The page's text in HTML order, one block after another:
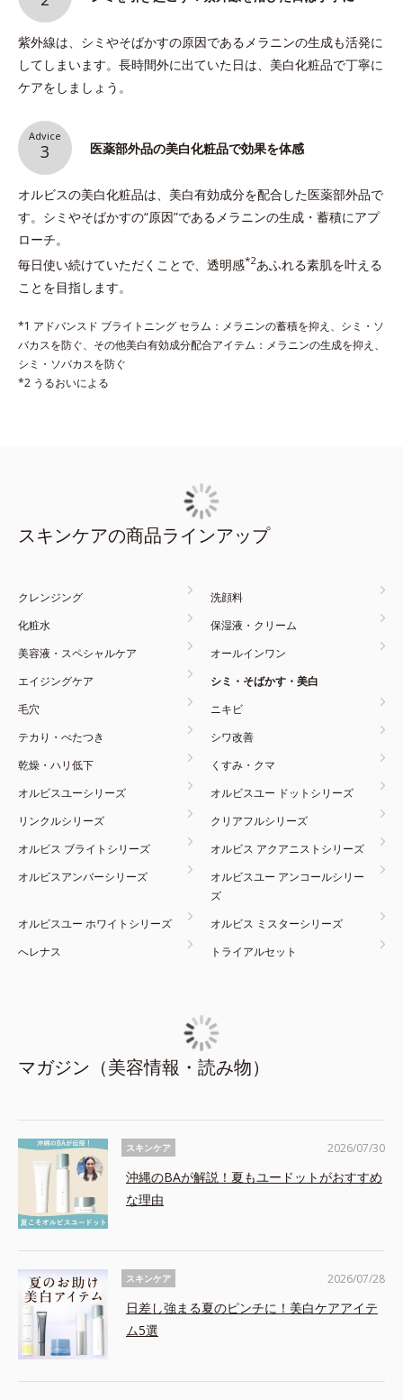
紫外線は、シミやそばかすの原因であるメラニンの生成も活発に
してしまいます。長時間外に出ていた日は、美白化粧品で丁寧に
ケアをしましょう。
Advice
3 医薬部外品の美白化粧品で効果を体感
オルビスの美白化粧品は、美白有効成分を配合した医薬部外品で
す。シミやそばかすの“原因”であるメラニンの生成・蓄積にアプ
ローチ。
毎日使い続けていただくことで、透明感*2あふれる素肌を叶える
ことを目指します。
*1 アドバンスド ブライトニング セラム：メラニンの蓄積を抑え、シミ・ソ
バカスを防ぐ、その他美白有効成分配合アイテム：メラニンの生成を抑え、
シミ・ソバカスを防ぐ
*2 うるおいによる
スキンケアの商品ラインアップ
クレンジング
洗顔料
化粧水
保湿液・クリーム
美容液・スペシャルケア
オールインワン
エイジングケア
シミ・そばかす・美白
毛穴
ニキビ
テカり・べたつき
シワ改善
乾燥・ハリ低下
くすみ・クマ
オルビスユーシリーズ
オルビスユー ドットシリーズ
リンクルシリーズ
クリアフルシリーズ
オルビス ブライトシリーズ
オルビス アクアニストシリーズ
オルビスアンバーシリーズ
オルビスユー アンコールシリー
ズ
オルビスユー ホワイトシリーズ
オルビス ミスターシリーズ
へレナス
トライアルセット
マガジン（美容情報・読み物）
スキンケア
沖縄のBAが解説！夏もユードットがおすすめ
な理由
2026/07/30
スキンケア
日差し強まる夏のピンチに！美白ケアアイテ
ム5選
2026/07/28